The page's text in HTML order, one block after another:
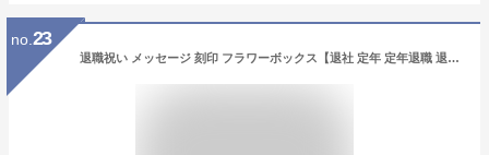
no. 23
退職祝い メッセージ 刻印 フラワーボックス【退社 定年 定年退職 退職 記念品 インテリア 入浴剤 泡風呂 バスギフト プレゼント 女性 ギフト 贈り物 バラ 薔薇 可愛い バラ風呂 ポイント インスタ オリジナル お風呂 プチギフト 花】